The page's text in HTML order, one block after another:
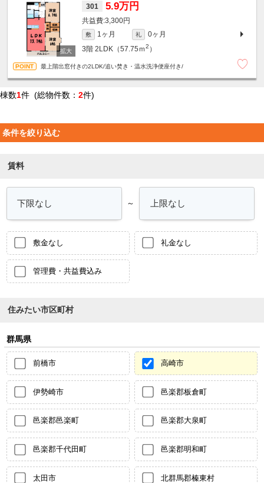
301 5.9万円
3,300円
敷 1ヶ月 礼
0ヶ月
3階 2LDK（57.75ｍ2 ）
最上階出窓付きの2LDK/追い焚き・温水洗浄便座付き/
棟数1件 (総物件数： 2件)
条件を絞り込む
賃料
～
敷金なし 礼金なし
管理費・共益費込み
住みたい市区町村
群馬県
前橋市 高崎市
伊勢崎市 邑楽郡板倉町
邑楽郡邑楽町 邑楽郡大泉町
邑楽郡千代田町 邑楽郡明和町
太田市 北群馬郡榛東村